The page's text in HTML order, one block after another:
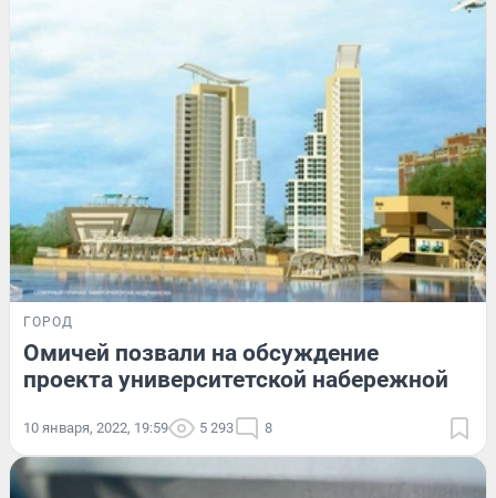
ГОРОД
Омичей позвали на обсуждение
проекта университетской набережной
10 января, 2022, 19:59 5 293 8